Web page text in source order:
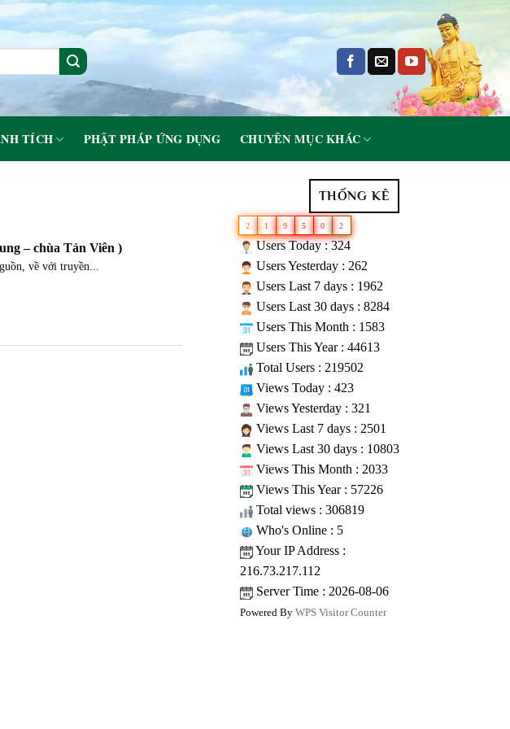
TÍCH PHẬT PHÁP ỨNG DỤNG CHUYÊN MỤC KHÁC
– chùa Tản Viên )
về với truyền...
THỐNG KÊ
2 1 9 5 0 2
Users Today : 324
Users Yesterday : 262
Users Last 7 days : 1962
Users Last 30 days : 8284
Users This Month : 1583
Users This Year : 44613
Total Users : 219502
Views Today : 423
Views Yesterday : 321
Views Last 7 days : 2501
Views Last 30 days : 10803
Views This Month : 2033
Views This Year : 57226
Total views : 306819
Who's Online : 5
Your IP Address :
216.73.217.112
Server Time : 2026-08-06
Powered By WPS Visitor Counter